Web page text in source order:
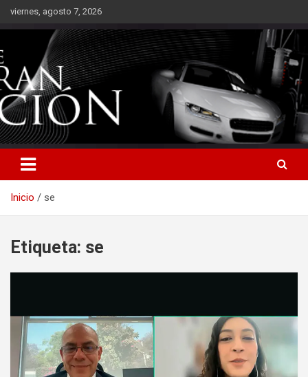
Saltarviernes, agosto 7, 2026
Inicio se
Etiqueta: se